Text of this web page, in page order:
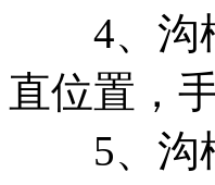
4、沟槽
直位置，
5、沟槽